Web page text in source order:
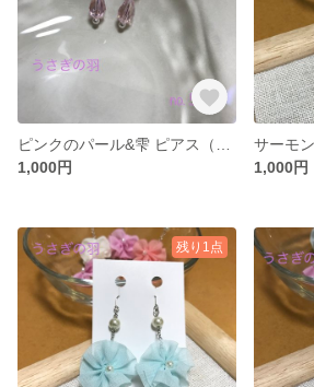
1,000円
1,000円
残り1点